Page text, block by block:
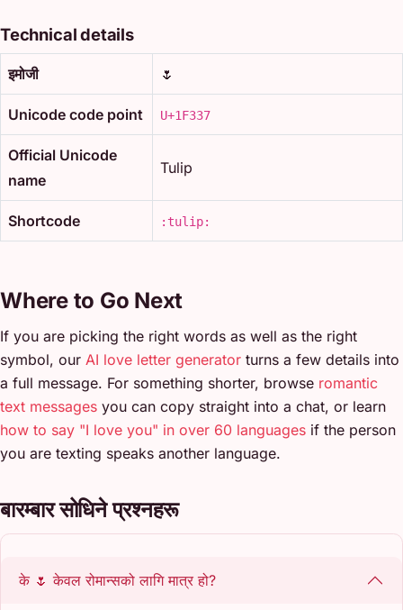
Technical details
इमोजी 🌷
Unicode code point U+1F337
Official Unicode
name
Tulip
Shortcode :tulip:
Where to Go Next
If you are picking the right words as well as the right
symbol, our AI love letter generator turns a few details into
a full message. For something shorter, browse romantic
text messages you can copy straight into a chat, or learn
how to say "I love you" in over 60 languages if the person
you are texting speaks another language.
बारम्बार सोधिने प्रश्नहरू
के 🌷 केवल रोमान्सको लागि मात्र हो?